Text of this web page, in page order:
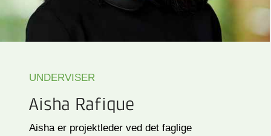
UNDERVISER
Aisha Rafique
Aisha er projektleder ved det faglige